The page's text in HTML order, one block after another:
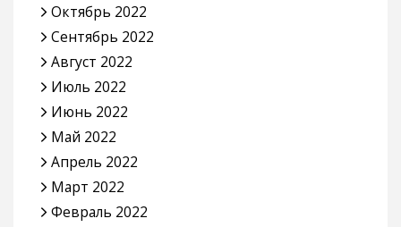
Октябрь 2022
Сентябрь 2022
Август 2022
Июль 2022
Июнь 2022
Май 2022
Апрель 2022
Март 2022
Февраль 2022